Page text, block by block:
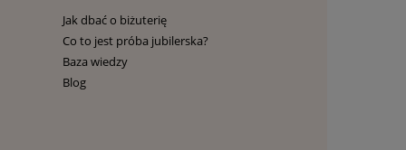
Jak dbać o biżuterię
Co to jest próba jubilerska?
Baza wiedzy
Blog